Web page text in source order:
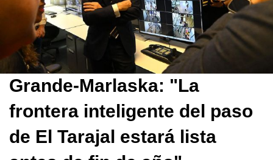
Grande-Marlaska: "La
frontera inteligente del paso
de El Tarajal estará lista